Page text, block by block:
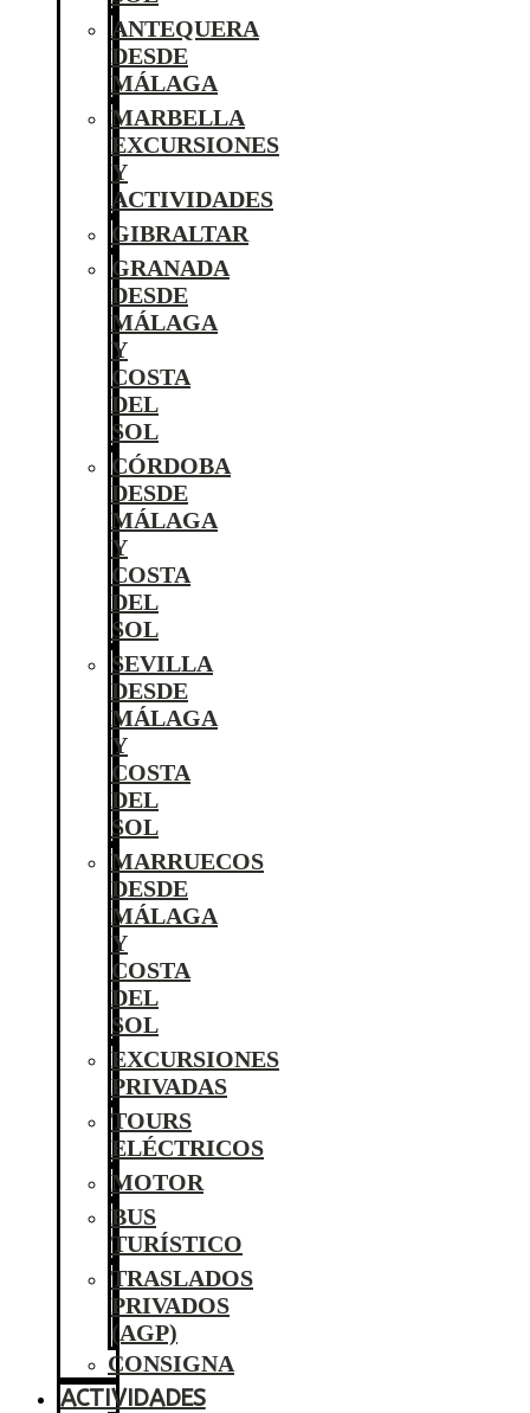
ANTEQUERA
DESDE
MÁLAGA
MARBELLA
EXCURSIONES
Y
ACTIVIDADES
GIBRALTAR
GRANADA
DESDE
MÁLAGA
Y
COSTA
DEL
SOL
CÓRDOBA
DESDE
MÁLAGA
Y
COSTA
DEL
SOL
SEVILLA
DESDE
MÁLAGA
Y
COSTA
DEL
SOL
MARRUECOS
DESDE
MÁLAGA
Y
COSTA
DEL
SOL
EXCURSIONES
PRIVADAS
TOURS
ELÉCTRICOS
MOTOR
BUS
TURÍSTICO
TRASLADOS
PRIVADOS
(AGP)
CONSIGNA
ACTIVIDADES